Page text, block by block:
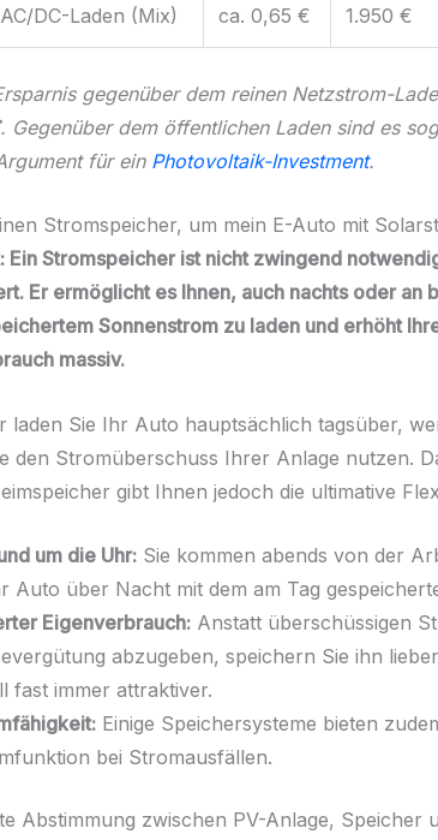
DC-Laden (Mix) ca. 0,65 € 1.950 €
gegenüber dem reinen Netzstrom-
. Gegenüber dem öffentlichen Laden sind es
für ein Photovoltaik-Investment.
Stromspeicher, um mein E-Auto mit
Ein Stromspeicher ist nicht zwingend
Er ermöglicht es Ihnen, auch nachts oder an
Sonnenstrom zu laden und erhöht
massiv.
laden Sie Ihr Auto hauptsächlich tagsüber,
den Stromüberschuss Ihrer Anlage nutzen.
gibt Ihnen jedoch die ultimative
um die Uhr: Sie kommen abends von der
Auto über Nacht mit dem am Tag
Eigenverbrauch: Anstatt überschüssigen
abzugeben, speichern Sie ihn
fast immer attraktiver.
Einige Speichersysteme bieten
bei Stromausfällen.
Abstimmung zwischen PV-Anlage, Speicher